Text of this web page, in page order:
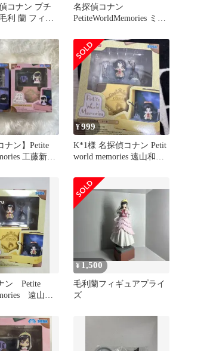
コナン プチ
利 蘭 フィギ
名探偵コナン
PetiteWorldMemories ミニ
ナン】Petite
工藤新一/
¥999
K*1様 名探偵コナン Petit
world memories 遠山和葉
ン Petite
遠山和
¥ 1,500
毛利蘭フィギュアプライ
ズ